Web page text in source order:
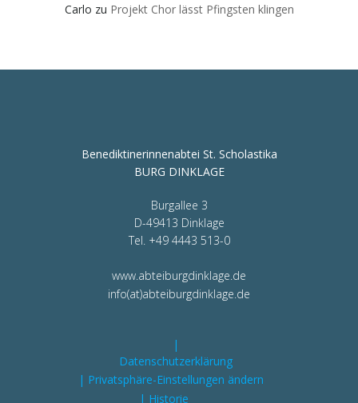
Carlo zu Projekt Chor lässt Pfingsten klingen
Benediktinerinnenabtei St. Scholastika
BURG DINKLAGE
Burgallee 3
D-49413 Dinklage
Tel. +49 4443 513-0
www.abteiburgdinklage.de
info(at)abteiburgdinklage.de
|
Datenschutzerklärung
| Privatsphäre-Einstellungen ändern
| Historie